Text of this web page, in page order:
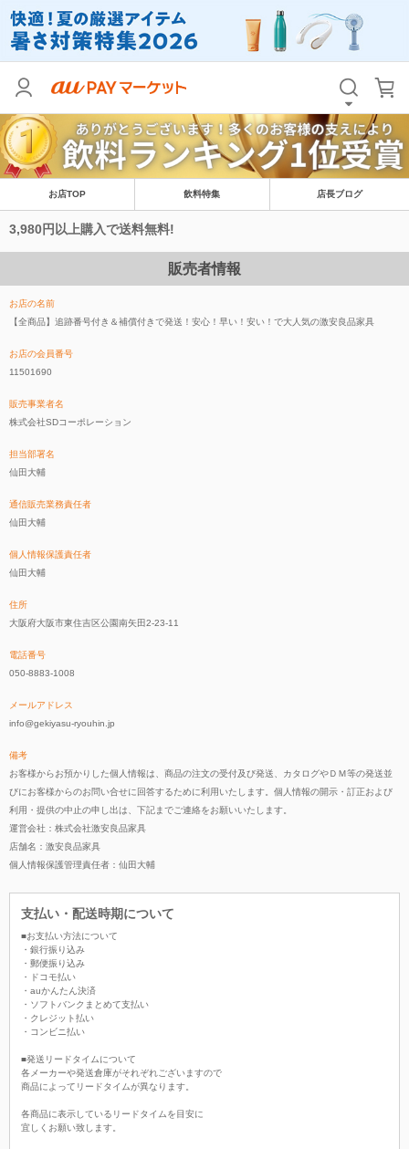
お店TOP 飲料特集 店長ブログ
3,980円以上購入で送料無料!
販売者情報
お店の名前
【全商品】追跡番号付き＆補償付きで発送！安心！早い！安い！で大人気の激安良品家具
お店の会員番号
11501690
販売事業者名
株式会社SDコーポレーション
担当部署名
仙田大輔
通信販売業務責任者
仙田大輔
個人情報保護責任者
仙田大輔
住所
大阪府大阪市東住吉区公園南矢田2-23-11
電話番号
050-8883-1008
メールアドレス
info@gekiyasu-ryouhin.jp
備考
お客様からお預かりした個人情報は、商品の注文の受付及び発送、カタログやＤＭ等の発送並
びにお客様からのお問い合せに回答するために利用いたします。個人情報の開示・訂正および
利用・提供の中止の申し出は、下記までご連絡をお願いいたします。
運営会社：株式会社激安良品家具
店舗名：激安良品家具
個人情報保護管理責任者：仙田大輔
支払い・配送時期について
■お支払い方法について
・銀行振り込み
・郵便振り込み
・ドコモ払い
・auかんたん決済
・ソフトバンクまとめて支払い
・クレジット払い
・コンビニ払い
■発送リードタイムについて
各メーカーや発送倉庫がそれぞれございますので
商品によってリードタイムが異なります。
各商品に表示しているリードタイムを目安に
宜しくお願い致します。